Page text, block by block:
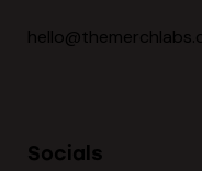
Socials